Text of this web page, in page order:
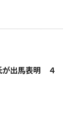
が出馬表明 ４